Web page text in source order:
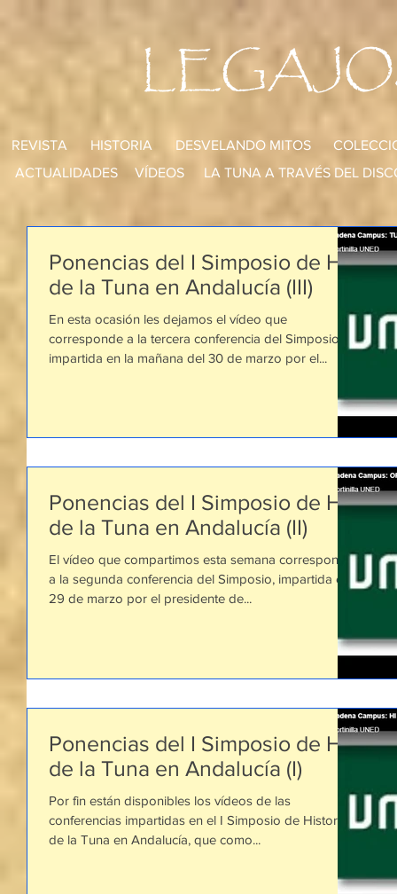
REVISTA HISTORIA DESVELANDO MITOS
ACTUALIDADES
LA TUNA A TRAVÉS DEL
VÍDEOS
Ponencias del I Simposio de Hª
de la Tuna en Andalucía (III)
En esta ocasión les dejamos el vídeo que
corresponde a la tercera conferencia del Simposio,
impartida en la mañana del 30 de marzo por el...
Ponencias del I Simposio de Hª
de la Tuna en Andalucía (II)
El vídeo que compartimos esta semana corresponde
a la segunda conferencia del Simposio, impartida el
29 de marzo por el presidente de...
Ponencias del I Simposio de Hª
de la Tuna en Andalucía (I)
Por fin están disponibles los vídeos de las
conferencias impartidas en el I Simposio de Historia
de la Tuna en Andalucía, que como...